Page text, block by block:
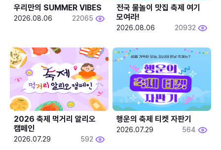
우리만의 SUMMER VIBES
2026.08.06 22065
전국 물놀이 맛집 축제 여기
모여라!
2026.08.06 20932
2026 축제 먹거리 알리오
캠페인
2026.07.29 592
행운의 축제 티켓 자판기
2026.07.29 564